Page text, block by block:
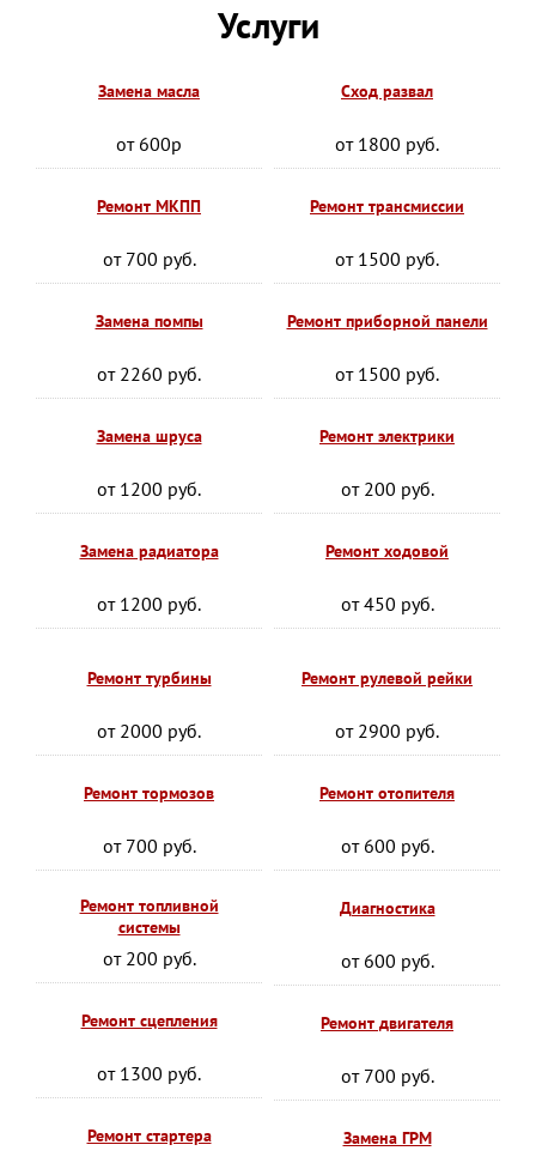
Услуги
Замена масла
от 600р
Ремонт МКПП
от 700 руб.
Замена помпы
от 2260 руб.
Замена шруса
от 1200 руб.
Замена радиатора
от 1200 руб.
Сход развал
от 1800 руб.
Ремонт трансмиссии
от 1500 руб.
Ремонт приборной панели
от 1500 руб.
Ремонт электрики
от 200 руб.
Ремонт ходовой
от 450 руб.
Ремонт турбины
от 2000 руб.
Ремонт тормозов
от 700 руб.
Ремонт топливной
системы
от 200 руб.
Ремонт сцепления
от 1300 руб.
Ремонт стартера
Ремонт рулевой рейки
от 2900 руб.
Ремонт отопителя
от 600 руб.
Диагностика
от 600 руб.
Ремонт двигателя
от 700 руб.
Замена ГРМ